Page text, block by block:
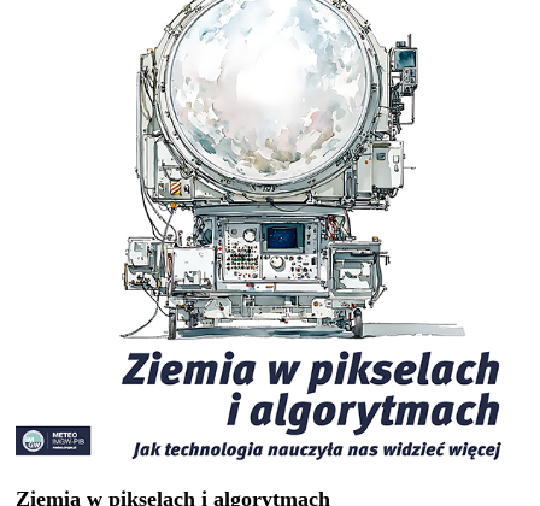
Ziemia w pikselach i algorytmach